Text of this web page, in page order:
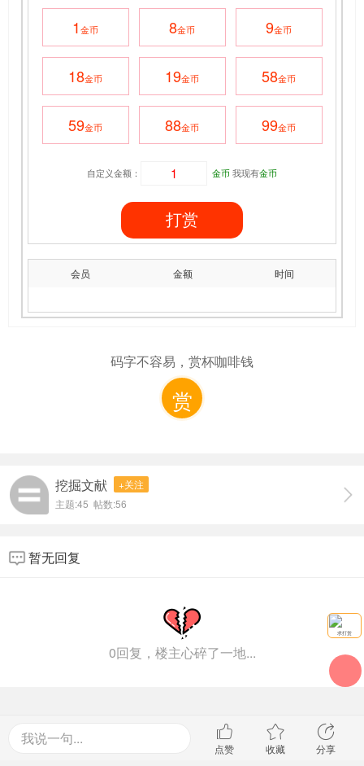
1金币 8金币 9金币
18金币 19金币 58金币
59金币 88金币 99金币
自定义金额： 金币我现有金币
打赏
会员 金额 时间
码字不容易，赏杯咖啡钱
赏
挖掘文献
+关注
主题:45 帖数:56
暂无回复
0回复，楼主心碎了一地...
我说一句...
点赞 收藏 分享
求打赏